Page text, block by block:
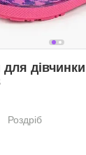
для
Роздріб